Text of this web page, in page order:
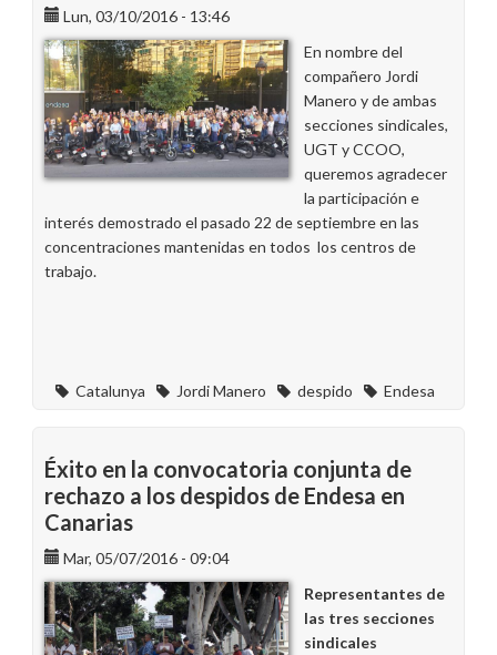
Lun, 03/10/2016 - 13:46
En nombre del
compañero Jordi
Manero y de ambas
secciones sindicales,
UGT y CCOO,
queremos agradecer
la participación e
interés demostrado el pasado 22 de septiembre en las
concentraciones mantenidas en todos los centros de
trabajo.
Catalunya Jordi Manero despido Endesa
Éxito en la convocatoria conjunta de
rechazo a los despidos de Endesa en
Canarias
Mar, 05/07/2016 - 09:04
Representantes de
las tres secciones
sindicales